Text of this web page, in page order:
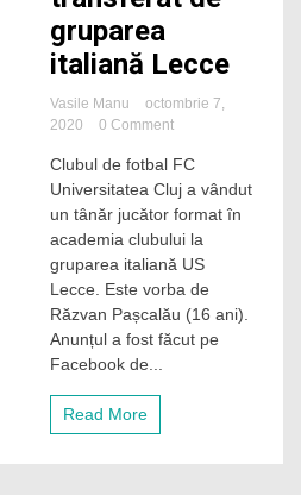
gruparea
italiană Lecce
Vasile Manu
octombrie 7,
2020
0 Commenton
jucător
format
de
academia
Luceafărul
Cluj
a
fost
Clubul de fotbal FC
Universitatea Cluj a vândut
un tânăr jucător format în
academia clubului la
gruparea italiană US
Lecce. Este vorba de
Răzvan Pașcalău (16 ani).
Anunțul a fost făcut pe
Facebook de...
Read More